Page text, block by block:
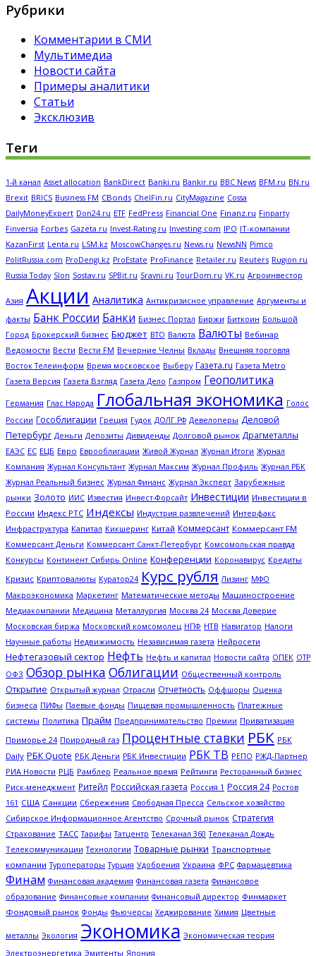
Рубрики
Комментарии в СМИ
Мультимедиа
Новости сайта
Примеры аналитики
Статьи
Эксклюзив
Теги
1-й канал Asset allocation BankDirect Banki.ru Bankir.ru BBC News BFM.ru BN.ru
Brexit BRICS Business FM CBonds ChelFin.ru CityMagazine Cossa
DailyMoneyExpert Don24.ru ETF FedPress Financial One Finanz.ru Finparty
Finversia Forbes Gazeta.ru Invest-Rating.ru Investing.com IPO IT-компании
KazanFirst Lenta.ru LSM.kz MoscowChanges.ru News.ru NewsNN Pimco
PolitRussia.com ProDengi.kz ProEstate ProFinance Retailer.ru Reuters Rugion.ru
Russia Today Slon Sostav.ru SPBit.ru Sravni.ru TourDom.ru VK.ru Агроинвестор
Азия Акции Аналитика Антикризисное управление Аргументы и
факты Банк России Банки Бизнес Портал Биржи Биткоин Большой
Город Брокерский бизнес Бюджет ВТО Валюта Валюты Вебинар
Ведомости Вести Вести FM Вечерние Челны Вклады Внешняя торговля
Восток Телеинформ Время московское Выберу Газета.ru Газета Metro
Газета Версия Газета Взгляд Газета Дело Газпром Геополитика
Германия Глас Народа Глобальная экономика Голос
России Гособлигации Греция Гудок ДОЛГ.РФ Девелоперы Деловой
Петербург Деньги Депозиты Дивиденды Долговой рынок Драгметаллы
ЕАЭС ЕС ЕЦБ Евро Еврооблигации Живой Журнал Журнал Итоги Журнал
Компания Журнал Консультант Журнал Максим Журнал Профиль Журнал РБК
Журнал Реальный бизнес Журнал Финанс Журнал Эксперт Зарубежные
рынки Золото ИИС Известия Инвест-Форсайт Инвестиции Инвестиции в
России Индекс РТС Индексы Индустрия развлечений Интерфакс
Инфраструктура Капитал Кикшеринг Китай Коммерсант Коммерсант FM
Коммерсант Деньги Коммерсант Санкт-Петербург Комсомольская правда
Конкурсы Континент Сибирь Online Конференции Коронавирус Кредиты
Кризис Криптовалюты Куратор24 Курс рубля Лизинг МФО
Макроэкономика Маркетинг Математические методы Машиностроение
Медиакомпании Медицина Металлургия Москва 24 Москва Доверие
Московская биржа Московский комсомолец НПФ НТВ Навигатор Налоги
Научные работы Недвижимость Независимая газета Нейросети
Нефтегазовый сектор Нефть Нефть и капитал Новости сайта ОПЕК ОТР
ОФЗ Обзор рынка Облигации Общественный контроль
Открытие Открытый журнал Отрасли Отчетность Оффшоры Оценка
бизнеса ПИФы Паевые фонды Пищевая промышленность Платежные
системы Политика Прайм Предпринимательство Премии Приватизация
Приморье 24 Природный газ Процентные ставки РБК РБК
Daily РБК Quote РБК Деньги РБК Инвестиции РБК ТВ РЕПО РЖД-Партнер
РИА Новости РЦБ Рамблер Реальное время Рейтинги Ресторанный бизнес
Риск-менеджмент Ритейл Российская газета Россия 1 Россия 24 Ростов
161 США Санкции Сбережения Свободная Пресса Сельское хозяйство
Сибирское Информационное Агентство Срочный рынок Стратегия
Страхование ТАСС Тарифы Татцентр Телеканал 360 Телеканал Дождь
Телекоммуникации Технологии Товарные рынки Транспортные
компании Туроператоры Турция Удобрения Украина ФРС Фармацевтика
Финам Финансовая академия Финансовая газета Финансовое
образование Финансовые компании Финансовый директор Финмаркет
Фондовый рынок Фонды Фьючерсы Хеджирование Химия Цветные
металлы Экология Экономика Экономическая теория
Электроэнергетика Эмитенты Япония